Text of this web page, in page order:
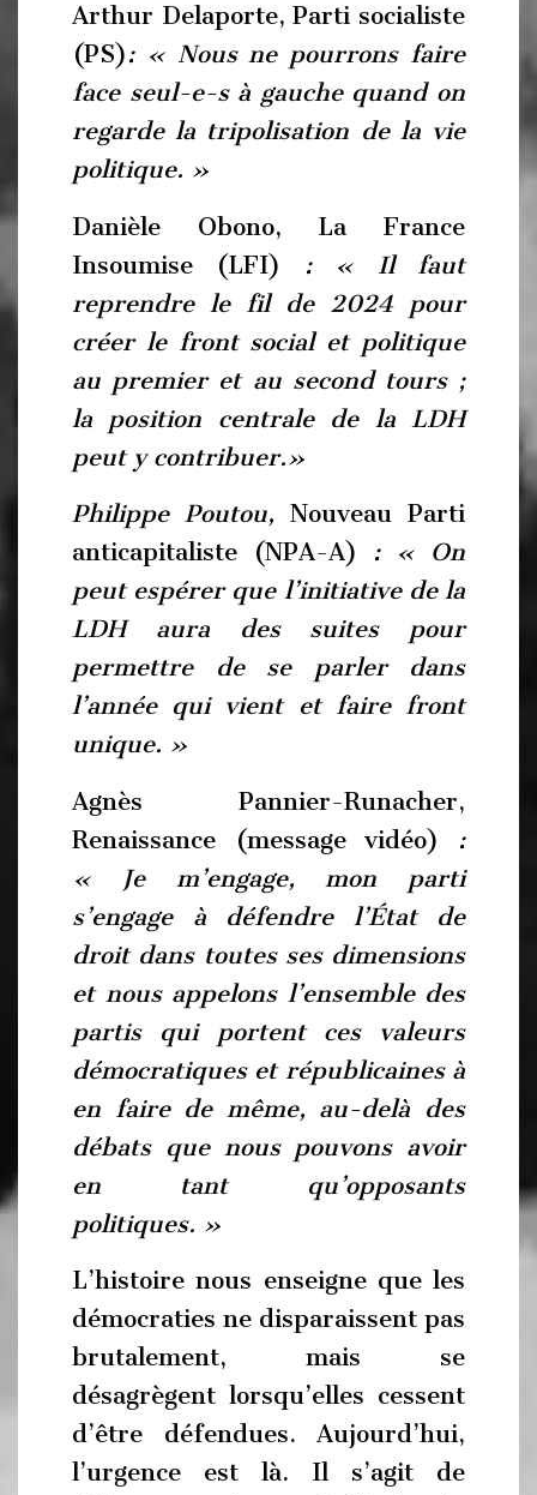
Arthur Delaporte, Parti socialiste
(PS): « Nous ne pourrons faire
face seul-e-s à gauche quand on
regarde la tripolisation de la vie
politique. »
Danièle Obono, La France
Insoumise (LFI)
: « Il faut
reprendre le fil de 2024 pour
créer le front social et politique
au premier et au second tours ;
la position centrale de la LDH
peut y contribuer.»
Philippe Poutou, Nouveau Parti
anticapitaliste (NPA-A) : « On
peut espérer que l’initiative de la
LDH aura des suites pour
permettre de se parler dans
l’année qui vient et faire front
unique. »
Agnès Pannier-Runacher,
Renaissance (message vidéo) :
« Je m’engage, mon parti
s’engage à défendre l’État de
droit dans toutes ses dimensions
et nous appelons l’ensemble des
partis qui portent ces valeurs
démocratiques et républicaines à
en faire de même, au-delà des
débats que nous pouvons avoir
en tant qu’opposants
politiques. »
L’histoire nous enseigne que les
démocraties ne disparaissent pas
brutalement, mais se
désagrègent lorsqu’elles cessent
d’être défendues. Aujourd’hui,
l’urgence est là. Il s’agit de